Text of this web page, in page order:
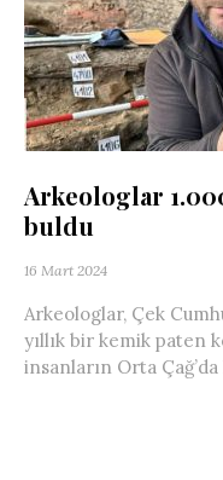
Arkeologlar
buldu
16 Mart 2024
Arkeologlar, Çek
yıllık bir kemik paten
insanların Orta Çağ’da